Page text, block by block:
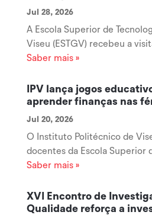
Municipal
Jul 28, 2026
A Escola Superior de
Viseu (ESTGV) recebeu a
Câmara Municipal de Nelas e
que teve como principal
colaboração entre o
Saber mais »
IPV lança jogos
aprender finanças nas
Jul 20, 2026
O Instituto Politécnico de
docentes da Escola Superior
Gestão de Viseu (ESTGV),
à promoção da literacia
jovens, acessíveis através
Saber mais »
XVI Encontro de
Qualidade reforça a